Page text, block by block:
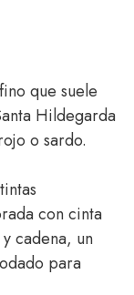
que suele
Hildegarda
o sardo.
con cinta
cadena, un
para